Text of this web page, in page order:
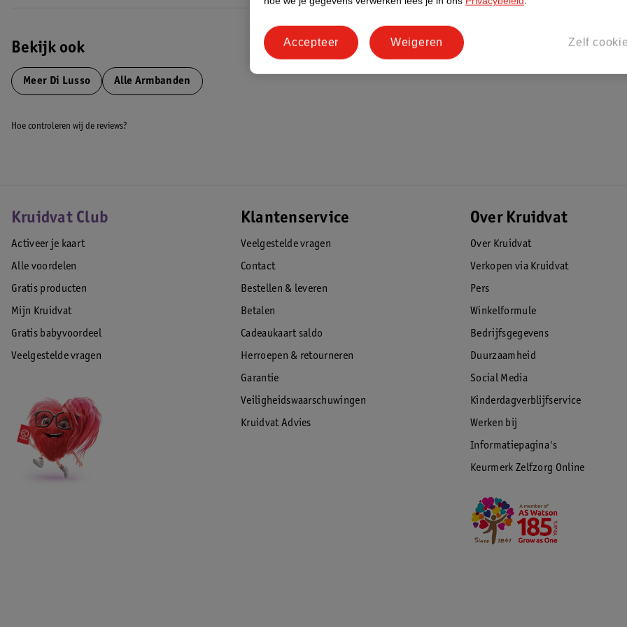
Bekijk ook
Meer Di Lusso Alle Armbanden
Hoe controleren wij de reviews?
Kruidvat Club
Activeer je kaart
Alle voordelen
Gratis producten
Mijn Kruidvat
Gratis babyvoordeel
Veelgestelde vragen
Klantenservice
Veelgestelde vragen
Contact
Bestellen & leveren
Betalen
Cadeaukaart saldo
Herroepen & retourneren
Garantie
Veiligheidswaarschuwingen
Kruidvat Advies
Over Kruidvat
Over Kruidvat
Verkopen via Kruidvat
Pers
Winkelformule
Bedrijfsgegevens
Duurzaamheid
Social Media
Kinderdagverblijfservice
Werken bij
Informatiepagina's
Keurmerk Zelfzorg Online
Zelf
Weigeren
Accepteer